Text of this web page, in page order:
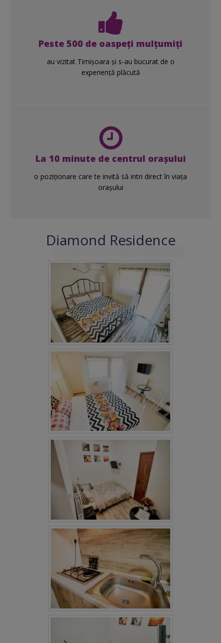
Peste 500 de oaspeți mulțumiți
au vizitat Timișoara și s-au bucurat de o
experiență plăcută
La 10 minute de centrul orașului
o poziționare care te invită să intri direct în viața
orașului
Diamond Residence